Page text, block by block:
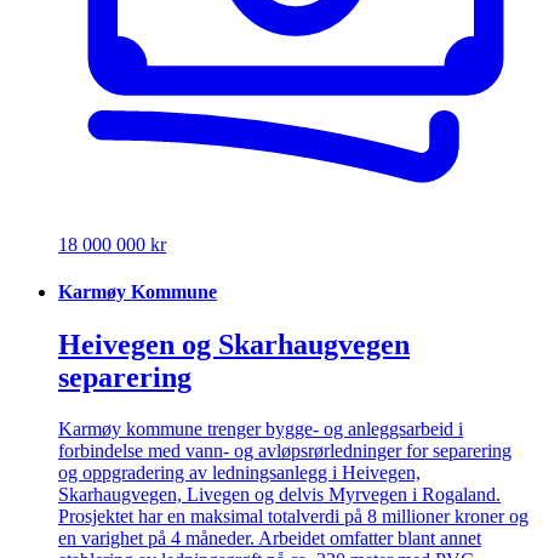
18 000 000 kr
Karmøy Kommune
Heivegen og Skarhaugvegen
separering
Karmøy kommune trenger bygge- og anleggsarbeid i
forbindelse med vann- og avløpsrørledninger for separering
og oppgradering av ledningsanlegg i Heivegen,
Skarhaugvegen, Livegen og delvis Myrvegen i Rogaland.
Prosjektet har en maksimal totalverdi på 8 millioner kroner og
en varighet på 4 måneder. Arbeidet omfatter blant annet